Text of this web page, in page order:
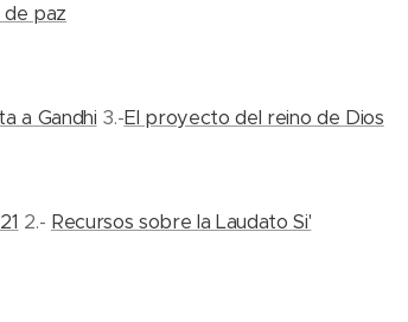
de paz
a Gandhi 3.-El proyecto del reino de Dios
2.- Recursos sobre la Laudato Si'